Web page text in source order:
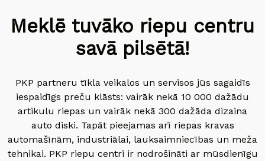
Meklē tuvāko riepu centru
savā pilsētā!
PKP partneru tīkla veikalos un servisos jūs sagaidīs
iespaidīgs preču klāsts: vairāk nekā 10 000 dažādu
artikulu riepas un vairāk nekā 300 dažāda dizaina
auto diski. Tapāt pieejamas arī riepas kravas
automašīnām, industriālai, lauksaimniecības un meža
tehnikai. PKP riepu centri ir nodrošināti ar mūsdienīgu